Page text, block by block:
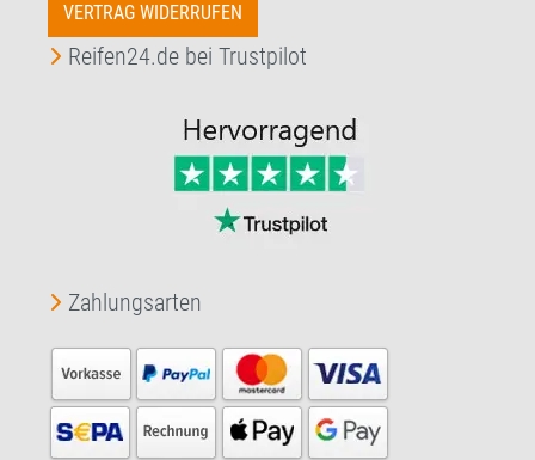
VERTRAG WIDERRUFEN
Reifen24.de bei Trustpilot
Zahlungsarten